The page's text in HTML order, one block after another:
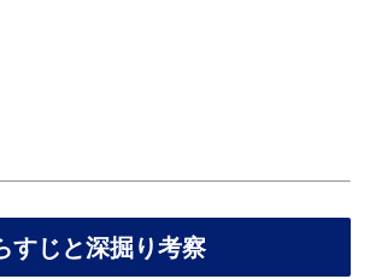
すじと深掘り考察